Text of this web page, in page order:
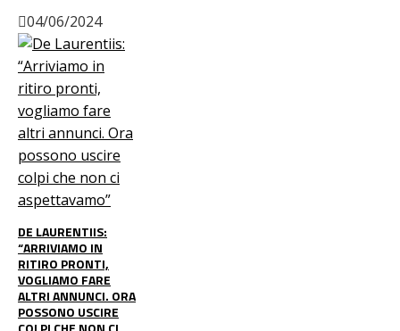
04/06/2024
DE LAURENTIIS:
“ARRIVIAMO IN
RITIRO PRONTI,
VOGLIAMO FARE
ALTRI ANNUNCI. ORA
POSSONO USCIRE